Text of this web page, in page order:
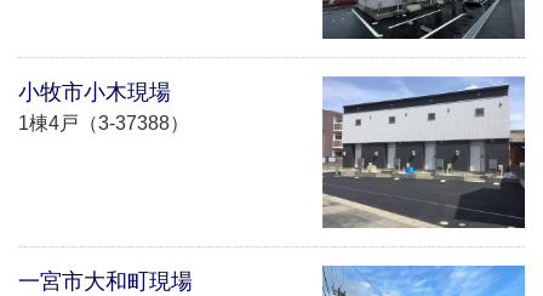
小牧市小木現場
1棟4戸（3-37388）
一宮市大和町現場